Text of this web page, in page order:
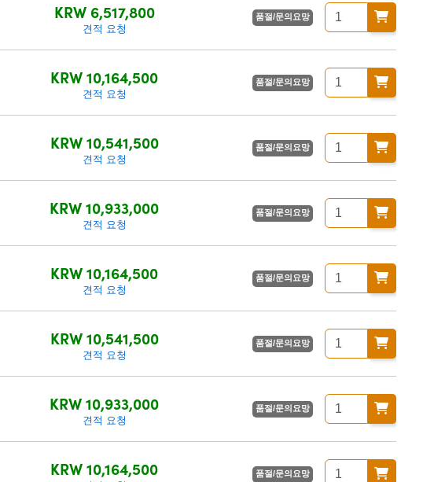
KRW 6,517,800
견적 요청
품절/문의요망
KRW 10,164,500
견적 요청
품절/문의요망
KRW 10,541,500
견적 요청
품절/문의요망
KRW 10,933,000
견적 요청
품절/문의요망
KRW 10,164,500
견적 요청
품절/문의요망
KRW 10,541,500
견적 요청
품절/문의요망
KRW 10,933,000
견적 요청
품절/문의요망
KRW 10,164,500 품절/문의요망